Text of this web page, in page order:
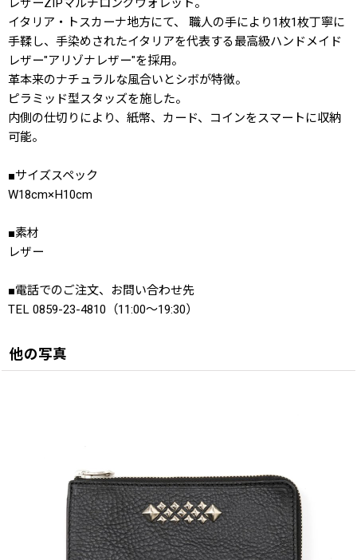
レザーZIPマルチロングウォレット。
イタリア・トスカーナ地方にて、 職人の手により1枚1枚丁寧に
手鞣し、手染めされたイタリアを代表する最高級ハンドメイド
レザー"アリゾナレザー"を採用。
革本来のナチュラルな風合いとシボが特徴。
ピラミッド型スタッズを施した。
内側の仕切りにより、紙幣、カード、コインをスマートに収納
可能。
■サイズスペック
W18cm×H10cm
■素材
レザー
■電話でのご注文、お問い合わせ先
TEL 0859-23-4810（11:00〜19:30）
他の写真